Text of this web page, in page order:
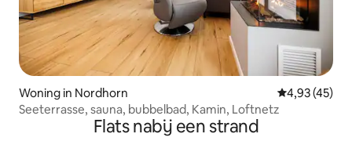
Woning in Nordhorn Gemiddelde
4,93 (45)
Seeterrasse, sauna, bubbelbad, Kamin, Loftnetz
Flats nabij een strand